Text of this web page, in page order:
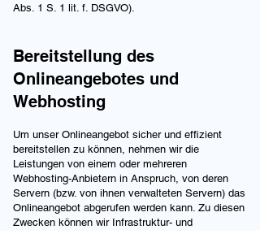
Abs. 1 S. 1 lit. f. DSGVO).
Bereitstellung des
Onlineangebotes und
Webhosting
Um unser Onlineangebot sicher und effizient
bereitstellen zu können, nehmen wir die
Leistungen von einem oder mehreren
Webhosting-Anbietern in Anspruch, von deren
Servern (bzw. von ihnen verwalteten Servern) das
Onlineangebot abgerufen werden kann. Zu diesen
Zwecken können wir Infrastruktur- und